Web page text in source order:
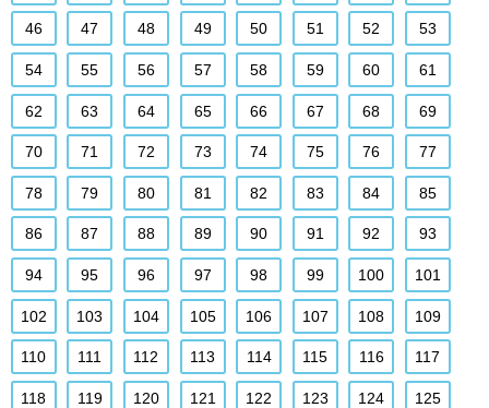
46 47 48 49 50 51 52 53
54 55 56 57 58 59 60 61
62 63 64 65 66 67 68 69
70 71 72 73 74 75 76 77
78 79 80 81 82 83 84 85
86 87 88 89 90 91 92 93
94 95 96 97 98 99 100 101
102 103 104 105 106 107 108 109
110 111 112 113 114 115 116 117
118 119 120 121 122 123 124 125